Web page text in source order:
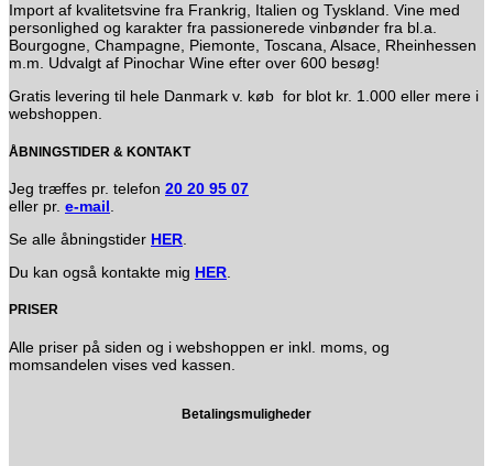
Import af kvalitetsvine fra Frankrig, Italien og Tyskland. Vine med
personlighed og karakter fra passionerede vinbønder fra bl.a.
Bourgogne, Champagne, Piemonte, Toscana, Alsace, Rheinhessen
m.m. Udvalgt af Pinochar Wine efter over 600 besøg!
Gratis levering til hele Danmark v. køb for blot kr. 1.000 eller mere i
webshoppen.
ÅBNINGSTIDER & KONTAKT
Jeg træffes pr. telefon 20 20 95 07
eller pr. e-mail
Se alle åbningstider HER
Du kan også kontakte mig HER
PRISER
Alle priser på siden og i webshoppen er inkl. moms, og
momsandelen vises ved kassen.
Betalingsmuligheder